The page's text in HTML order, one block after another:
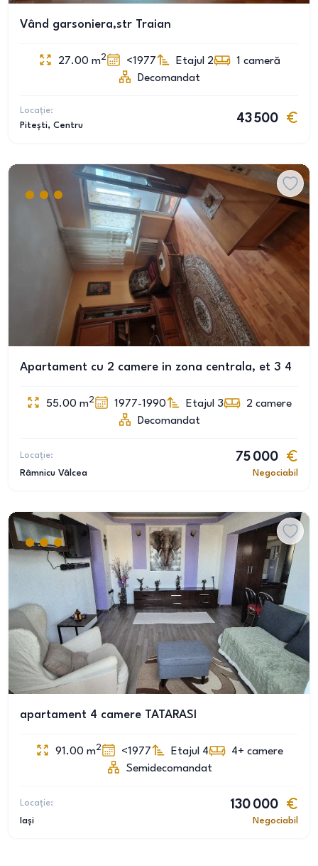
Vând garsoniera,str Traian
27.00 m2 <1977 Etajul 2 1 cameră
Decomandat
Locație:
Pitești, Centru
43 500
Apartament cu 2 camere in zona centrala, et 3 4
55.00 m2 1977-1990 Etajul 3 2 camere
Decomandat
Locație:
Râmnicu Vâlcea
75 000
Negociabil
apartament 4 camere TATARASI
91.00 m2 <1977 Etajul 4 4+ camere
Semidecomandat
Locație:
Iași
130 000
Negociabil